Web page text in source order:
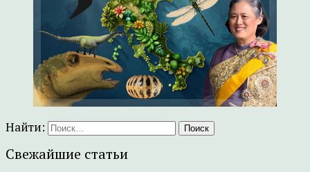
Найти:
Свежайшие статьи